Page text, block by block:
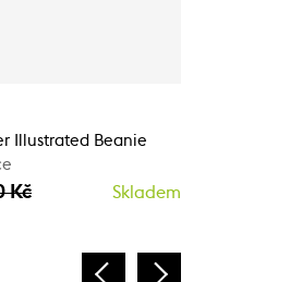
Illustrated Beanie
Kč Skladem